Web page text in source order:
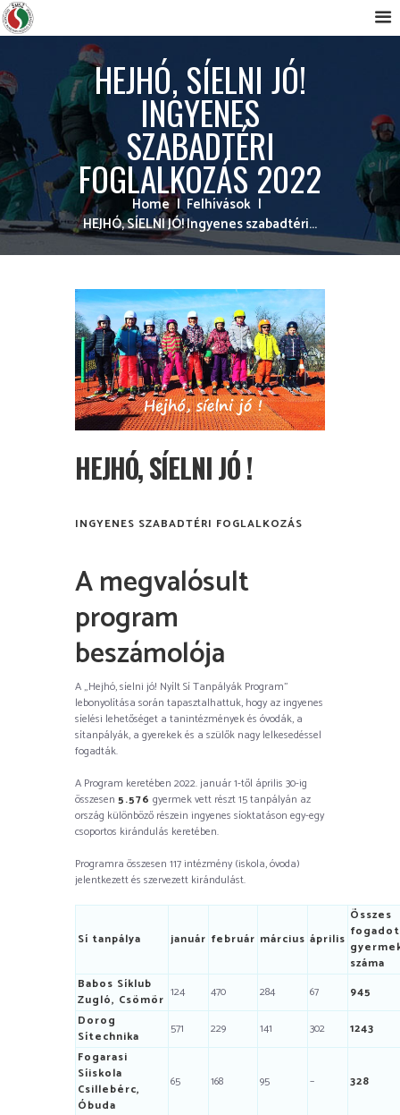
HEJHÓ, SÍELNI JÓ!
INGYENES
SZABADTÉRI
FOGLALKOZÁS 2022
Home
Felhívások
HEJHÓ, SÍELNI JÓ! Ingyenes szabadtéri...
HEJHÓ, SÍELNI JÓ !
INGYENES SZABADTÉRI FOGLALKOZÁS
A megvalósult
program
beszámolója
A „Hejhó, síelni jó! Nyílt Sí Tanpályák Program”
lebonyolítása során tapasztalhattuk, hogy az ingyenes
síelési lehetőséget a tanintézmények és óvodák, a
sítanpályák, a gyerekek és a szülők nagy lelkesedéssel
fogadták.
A Program keretében 2022. január 1-től április 30-ig
összesen 5.576 gyermek vett részt 15 tanpályán az
ország különböző részein ingyenes síoktatáson egy-egy
csoportos kirándulás keretében.
Programra összesen 117 intézmény (iskola, óvoda)
jelentkezett és szervezett kirándulást.
Sí tanpálya január február március április
Összes
száma
Babos Síklub
Zugló, Csömör 124 470 284 67
945
Dorog
Sítechnika
571 229 141 302
1243
Fogarasi
Síiskola
Csillebérc,
Óbuda
65 168 95 – 328